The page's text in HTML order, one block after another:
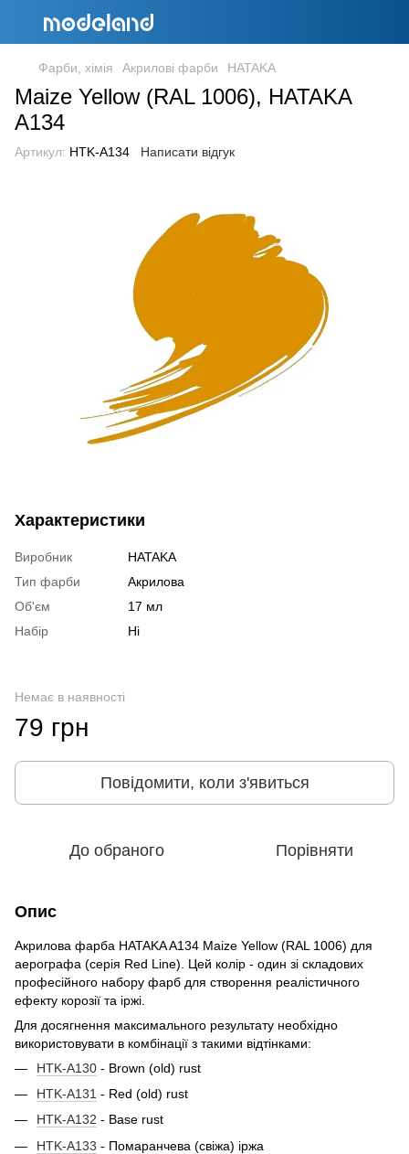
Фарби, хімія Акрилові фарби HATAKA
Maize Yellow (RAL 1006), HATAKA
A134
Артикул: HTK-A134 Написати відгук
Характеристики
Виробник
HATAKA
Тип фарби
Акрилова
Об'єм
17 мл
Набір
Ні
Немає в наявності
79 грн
Повідомити, коли з'явиться
До обраного Порівняти
Опис
Акрилова фарба HATAKA A134 Maize Yellow (RAL 1006) для
аерографа (серія Red Line). Цей колір - один зі складових
професійного набору фарб для створення реалістичного
ефекту корозії та іржі.
Для досягнення максимального результату необхідно
використовувати в комбінації з такими відтінками:
HTK-A130 - Brown (old) rust
HTK-A131 - Red (old) rust
HTK-A132 - Base rust
HTK-A133 - Помаранчева (свіжа) іржа